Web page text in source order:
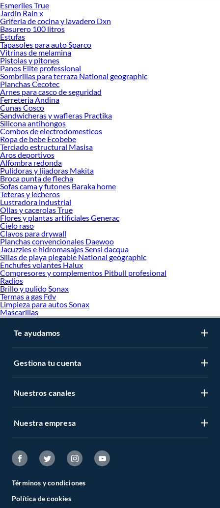
Esmeriles True
Jardin Rain x
Griferia de cocina y lavadero Dxn
Basurero 100 litros
Estufas
Tapasoles para auto Sparco
Vitrinas de melamina
Pistolas y pitones
Panos Elite professional
Sombrillas para terraza National geographic
Planchas Cecotec
Arnes para casco de seguridad
Ferreteria Andina
Cunas Cosco
Sandwicheras y wafleras Practika
Silicona antihongos
Combos de electrodomesticos
Ropa de bebe Ecobebe
Terciado estructural Masisa
Aros deportivos
Alfombra redonda
Pulidoras y lijadoras Makita
Broca punta de flecha
Sofas cama y futones Baraka home
Teteras y lecheros
Lustradora industrial
Ollas y cacerolas True
Flores y plantas artificiales Generac
Cielo raso
Clavos para drywall
Planchas convencionales Daewoo
Jacuzzies e hidromasajes Sensi dacqua
Sillas de playa plegable National geographic
Enchufes volantes Halux
Compresores y complementos Pitbull profesional
Radios
Brillo y pulido Sonax
Termas a gas Fdv
Limpieza para autos Sonax
Mascarillas
Te ayudamos
Gestiona tu cuenta
Nuestros canales
Nuestra empresa
Términos y condiciones
Política de cookies